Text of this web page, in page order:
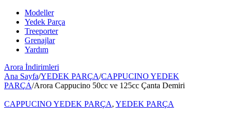
Modeller
Yedek Parça
Treeporter
Grenajlar
Yardım
Arora İndirimleri
Ana Sayfa/YEDEK PARÇA/CAPPUCINO YEDEK
PARÇA/Arora Cappucino 50cc ve 125cc Çanta Demiri
CAPPUCINO YEDEK PARÇA, YEDEK PARÇA